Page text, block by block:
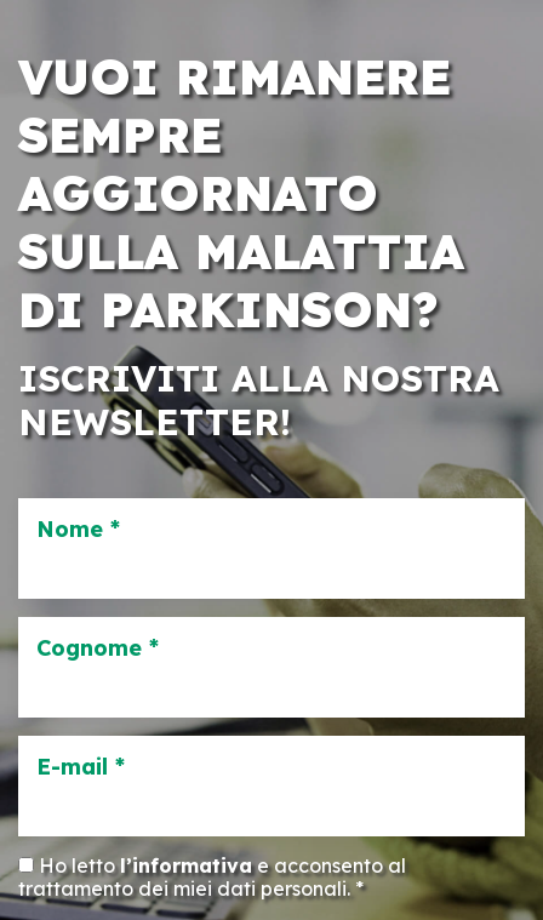
VUOI RIMANERE
SEMPRE
AGGIORNATO
SULLA MALATTIA
DI PARKINSON?
ISCRIVITI ALLA NOSTRA
NEWSLETTER!
Nome *
Cognome *
E-mail *
Ho lettol’informativae acconsento al
trattamento dei miei dati personali. *